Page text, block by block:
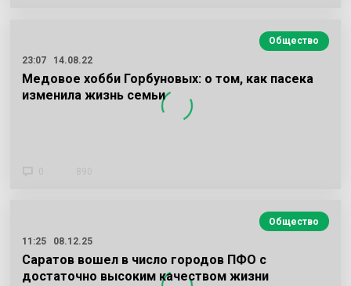
Общество
23:07
14.08.22
Медовое хобби Горбуновых: о том, как пасека
изменила жизнь семьи
Общество
11:25
08.12.25
Саратов вошел в число городов ПФО с
достаточно высоким качеством жизни